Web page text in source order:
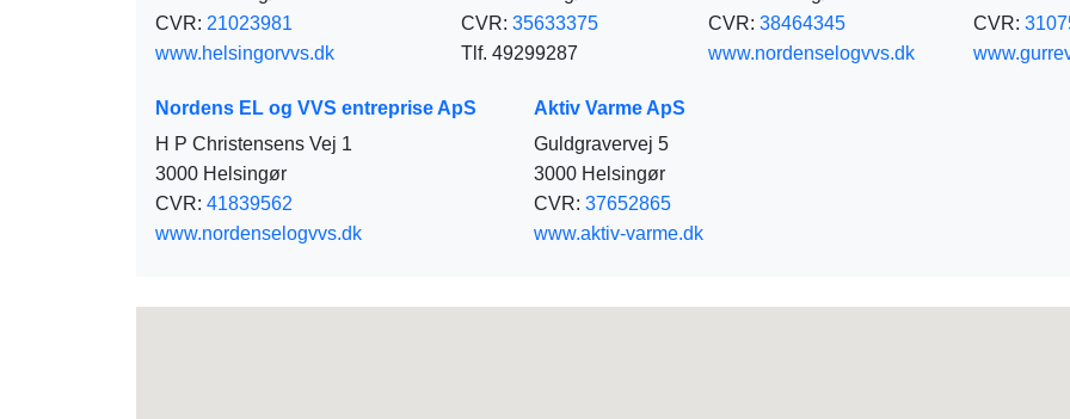
CVR: 21023981
www.helsingorvvs.dk
CVR: 35633375
Tlf. 49299287
CVR: 38464345
www.nordenselogvvs.dk
CVR:
Nordens EL og VVS entreprise ApS
H P Christensens Vej 1
3000 Helsingør
CVR: 41839562
www.nordenselogvvs.dk
Aktiv Varme ApS
Guldgravervej 5
3000 Helsingør
CVR: 37652865
www.aktiv-varme.dk